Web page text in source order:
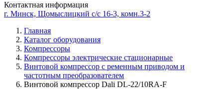
Контактная информация
г. Минск, Щомыслицкий с/с 16-3, комн.3-2
Главная
Каталог оборудования
Компрессоры
Компрессоры электрические стационарные
Винтовой компрессор с ременным приводом и
частотным преобразователем
Винтовой компрессор Dali DL-22/10RA-F